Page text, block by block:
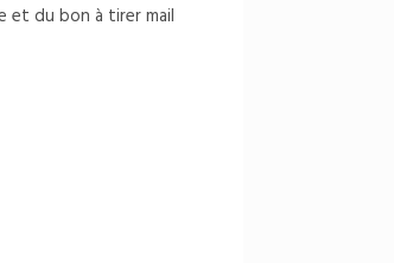
et du bon à tirer mail